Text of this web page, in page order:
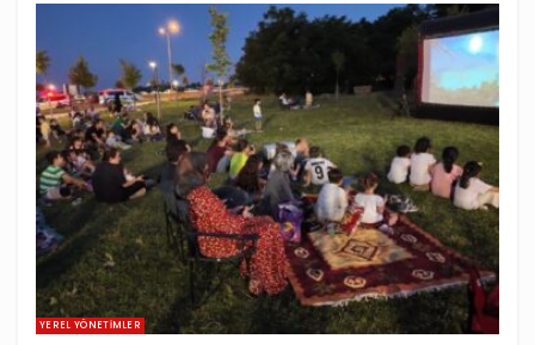
YEREL YÖNETIMLER